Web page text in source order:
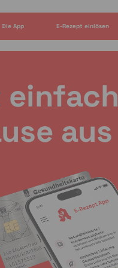
Die App E-Rezept einlösen
einfach
aus